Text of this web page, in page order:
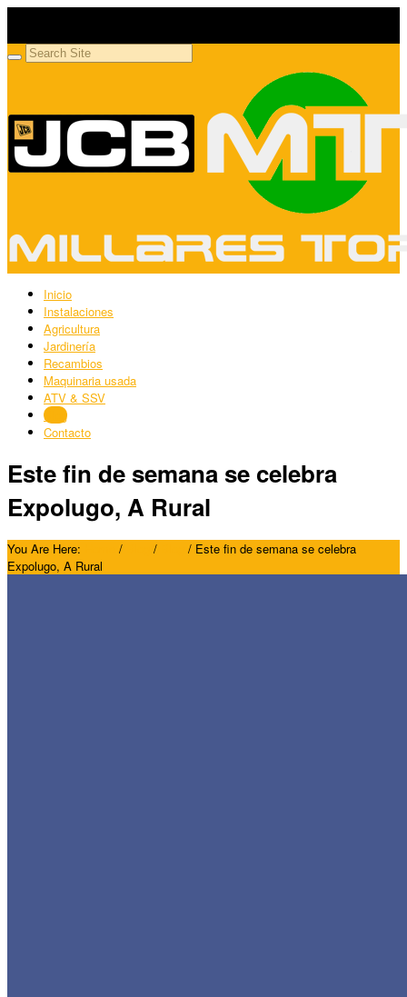
Inicio
Instalaciones
Agricultura
Jardinería
Recambios
Maquinaria usada
ATV & SSV
Blog
Contacto
Este fin de semana se celebra
Expolugo, A Rural
You Are Here: / / / Este fin de semana se celebra
Expolugo, A Rural